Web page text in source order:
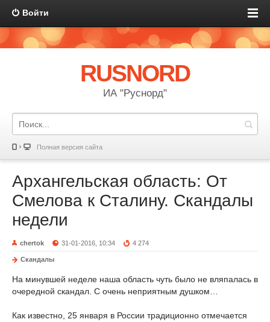
Войти
RUSNORD
ИА "Руснорд"
Полная версия сайта
Архангельская область: От
Смелова к Сталину. Скандалы
недели
chertok 31-01-2016, 10:34 4 274
Скандалы
На минувшей неделе наша область чуть было не вляпалась в
очередной скандал. С очень неприятным душком…
Как известно, 25 января в России традиционно отмечается